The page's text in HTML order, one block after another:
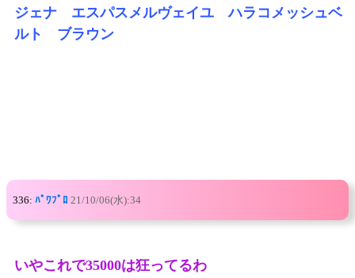
ジェナ エスパスメルヴェイユ ハラコメッシュベ
ルト ブラウン
336: ﾊﾟﾜﾌﾟﾛ 21/10/06(水):34
いやこれで35000は狂ってるわ